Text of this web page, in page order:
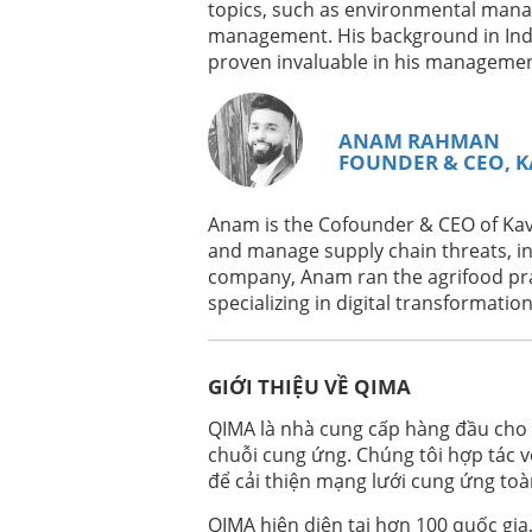
Xem Ngay Theo Yêu Cầu DE
PRODUKTRECHT UND
DPP FÜR BEKLEIDUNG UND TEXTILIEN
Xem Ngay Theo Yêu Cầu
FROM SURVIVAL TO CONFIDENCE:
Xem Ngay Theo Yêu Cầu PT
PREPARE-SE PARA AS NOVAS
Xem Ngay Theo Yêu Cầu
GPSD VS GPSR – WHAT’S NEW
Xem Ngay Theo Yêu Cầu EN
EUDR: WHAT IS HAPPENING AND
topics, such as environmental
management. His background in
proven invaluable in his
ANAM RAHMAN
FOUNDER & CEO,
Anam is the Cofounder & CEO of
and manage supply chain threats,
company, Anam ran the agrifood
specializing in digital
GIỚI THIỆU VỀ QIMA
QIMA là nhà cung cấp hàng đầu
chuỗi cung ứng. Chúng tôi hợp tác
để cải thiện mạng lưới cung ứng
QIMA hiện diện tại hơn 100 quốc